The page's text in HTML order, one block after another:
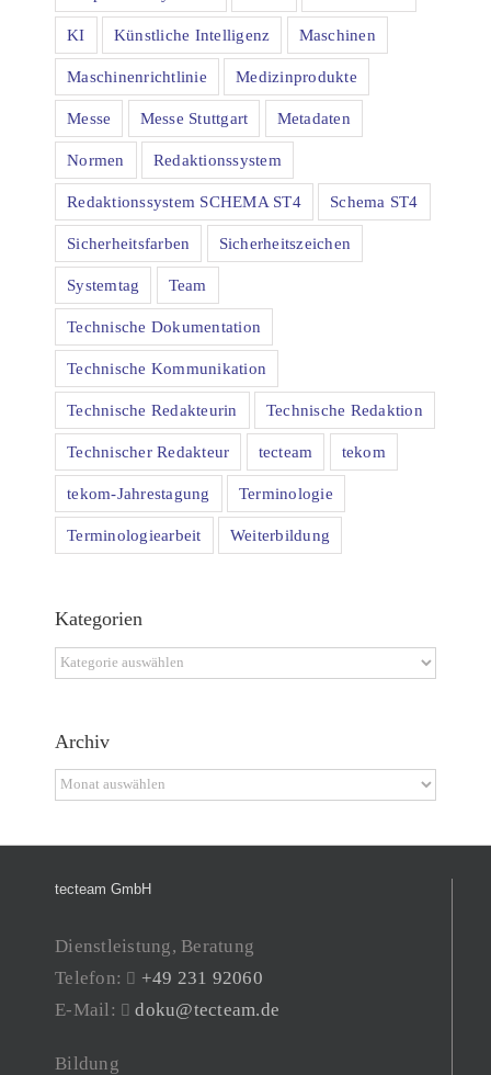
KI Künstliche Intelligenz Maschinen
Maschinenrichtlinie Medizinprodukte
Messe Messe Stuttgart Metadaten
Normen Redaktionssystem
Redaktionssystem SCHEMA ST4 Schema ST4
Sicherheitsfarben Sicherheitszeichen
Systemtag Team
Technische Dokumentation
Technische Kommunikation
Technische Redakteurin Technische Redaktion
Technischer Redakteur tecteam tekom
tekom-Jahrestagung Terminologie
Terminologiearbeit Weiterbildung
Kategorien
Kategorien
Archiv
Archiv
tecteam GmbH
Dienstleistung, Beratung
Telefon:
+49 231 92060
E-Mail:
doku@tecteam.de
Bildung